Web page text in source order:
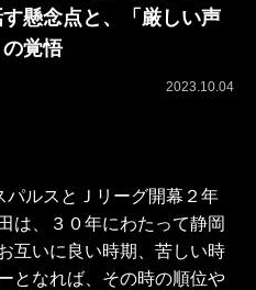
す懸念点と、「厳しい声
覚悟
2023.10.04
パルスとＪリーグ開幕２年
は、３０年にわたって静岡
互いに良い時期、苦しい時
となれば、その時の順位や